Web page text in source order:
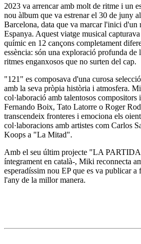
2023 va arrencar amb molt de ritme i un
nou àlbum que va estrenar el 30 de juny
Barcelona, data que va marcar l'inici d'un
Espanya. Aquest viatge musical
químic en 12 cançons completament
essència: són una exploració profunda de
ritmes enganxosos que no surten del cap.
"121" es composava d'una curosa
amb la seva pròpia història i atmosfera.
col·laboració amb talentosos compositors
Fernando Boix, Tato Latorre o Roger
transcendeix fronteres i emociona els
col·laboracions amb artistes com Carlos
Koops a "La Mitad".
Amb el seu últim projecte "LA
íntegrament en català-, Miki reconnecta
esperadíssim nou EP que es va publicar a
l'any de la millor manera.